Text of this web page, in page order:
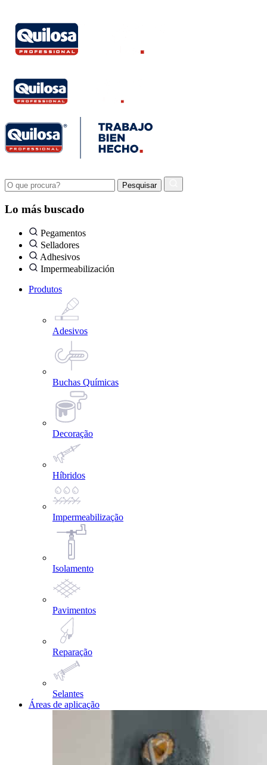
Lo más buscado
Pegamentos
Selladores
Adhesivos
Impermeabilización
Produtos
Adesivos
Buchas Químicas
Decoração
Híbridos
Impermeabilização
Isolamento
Pavimentos
Reparação
Selantes
Áreas de aplicação